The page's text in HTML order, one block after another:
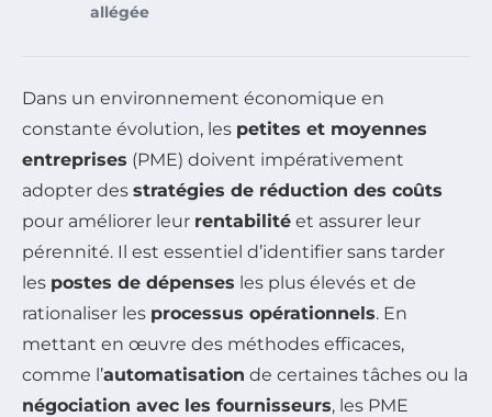
allégée
Dans un environnement économique en
constante évolution, les petites et moyennes
entreprises (PME) doivent impérativement
adopter des stratégies de réduction des coûts
pour améliorer leur rentabilité et assurer leur
pérennité. Il est essentiel d’identifier sans tarder
les postes de dépenses les plus élevés et de
rationaliser les processus opérationnels. En
mettant en œuvre des méthodes efficaces,
comme l’automatisation de certaines tâches ou la
négociation avec les fournisseurs, les PME